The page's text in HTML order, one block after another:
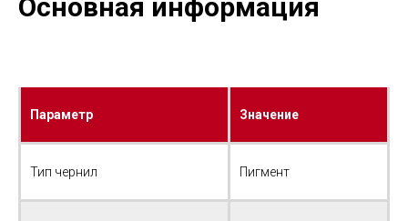
Основная информация
Параметр Значение
Тип чернил Пигмент